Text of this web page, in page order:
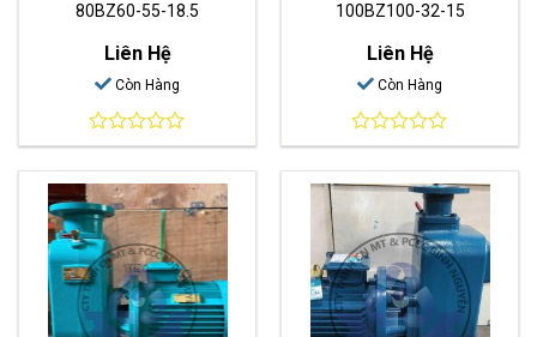
80BZ60-55-18.5
Liên Hệ
Còn Hàng
0
out
of
5
100BZ100-32-15
Liên Hệ
Còn Hàng
0
out
of